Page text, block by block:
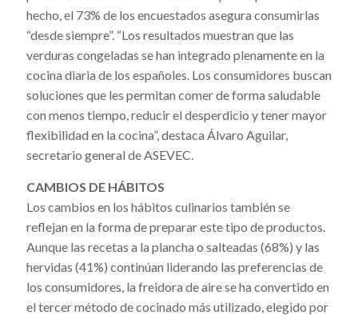
hecho, el 73% de los encuestados asegura consumirlas
“desde siempre”. “Los resultados muestran que las
verduras congeladas se han integrado plenamente en la
cocina diaria de los españoles. Los consumidores buscan
soluciones que les permitan comer de forma saludable
con menos tiempo, reducir el desperdicio y tener mayor
flexibilidad en la cocina”, destaca Álvaro Aguilar,
secretario general de ASEVEC.
CAMBIOS DE HÁBITOS
Los cambios en los hábitos culinarios también se
reflejan en la forma de preparar este tipo de productos.
Aunque las recetas a la plancha o salteadas (68%) y las
hervidas (41%) continúan liderando las preferencias de
los consumidores, la freidora de aire se ha convertido en
el tercer método de cocinado más utilizado, elegido por